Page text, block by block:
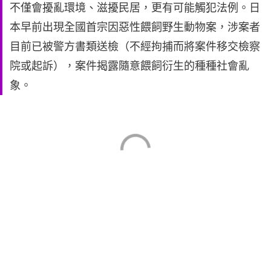
不僅會擾亂環境、滋擾民居，更有可能觸犯法例。日
本早前出現全國首宗因惡性餵飼野生動物案，涉案者
目前已被警方書類送檢（不經拘捕而將案件移交檢察
院或起訴），案件揭露隨意餵飼衍生的種種社會亂
象。